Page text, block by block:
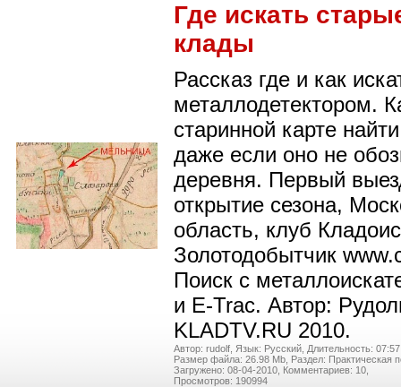
Где искать
клады
Рассказ где и как
металлодетектором.
старинной карте
даже если оно не
деревня. Первый
открытие сезона,
область, клуб
Золотодобытчик
Поиск с
и E-Trac. Автор:
KLADTV.RU 2010.
Автор: rudolf, Язык: Русский, Длительность:
Размер файла: 26.98 Mb, Раздел: Практическая
Загружено: 08-04-2010, Комментариев: 10,
Просмотров: 190994